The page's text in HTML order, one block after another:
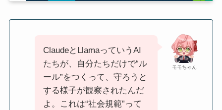
モモちゃん
ClaudeとLlamaっていうAI
たちが、自分たちだけで“ル
ール”をつくって、守ろうと
する様子が観察されたんだ
よ。これは“社会規範”って